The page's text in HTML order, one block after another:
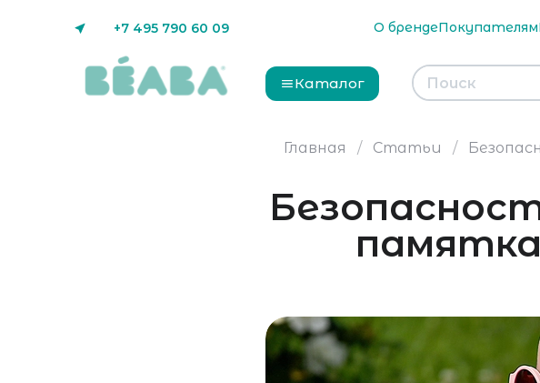
+7 495 790 60 09 О брендеПокупателям
Каталог
Главная Статьи